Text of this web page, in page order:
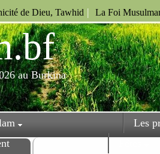
de Dieu, Tawhid | La Foi
au Burkina
Les